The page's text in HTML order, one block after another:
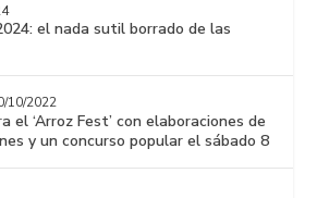
el nada sutil borrado de las
10/2022
el ‘Arroz Fest’ con elaboraciones de
y un concurso popular el sábado 8